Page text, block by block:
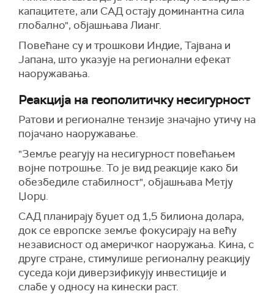
капацитете, али САД остају доминантна сила
глобално", објашњава Лианг.
Повећане су и трошкови Индие, Тајвана и
Јапана, што указује на регионални ефекат
наоружавања.
Реакција на геополитичку несигурност
Ратови и регионалне тензије значајно утичу на
појачано наоружавање.
"Земље реагују на несигурност повећањем
војне потрошње. То је вид реакције како би
обезбедиле стабилност", објашњава Метју
Џорџ.
САД планирају буџет од 1,5 билиона долара,
док се европске земље фокусирају на већу
независност од америчког наоружања. Кина, с
друге стране, стимулише регионалну реакцију
суседа који диверзификују инвестиције и
слабе у односу на кинески раст.